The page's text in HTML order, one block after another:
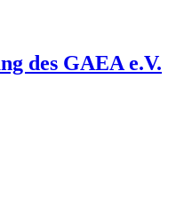
des GAEA e.V.